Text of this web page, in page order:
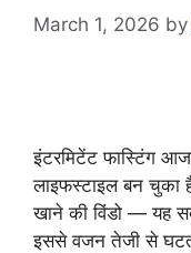
March 1, 2026 by
इंटरमिटेंट फास्टिंग
लाइफस्टाइल बन
खाने की विंडो — यह
इससे वजन तेजी से